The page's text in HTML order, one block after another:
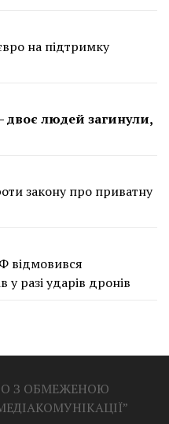
на підтримку
двоє людей загинули,
закону про приватну
відмовився
у разі ударів дронів
З ОБМЕЖЕНОЮ